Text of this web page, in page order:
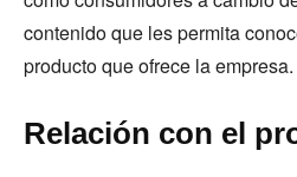
contenido que les permita
producto que ofrece la empresa.
Relación con el